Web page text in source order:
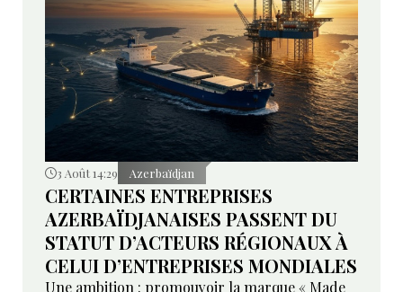
3 Août 14:29 Azerbaïdjan
CERTAINES ENTREPRISES
AZERBAÏDJANAISES PASSENT DU
STATUT D’ACTEURS RÉGIONAUX À
CELUI D’ENTREPRISES MONDIALES
Une ambition : promouvoir la marque « Made